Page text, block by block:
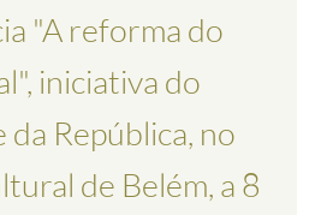
"A reforma do
iniciativa do
República, no
de Belém, a 8